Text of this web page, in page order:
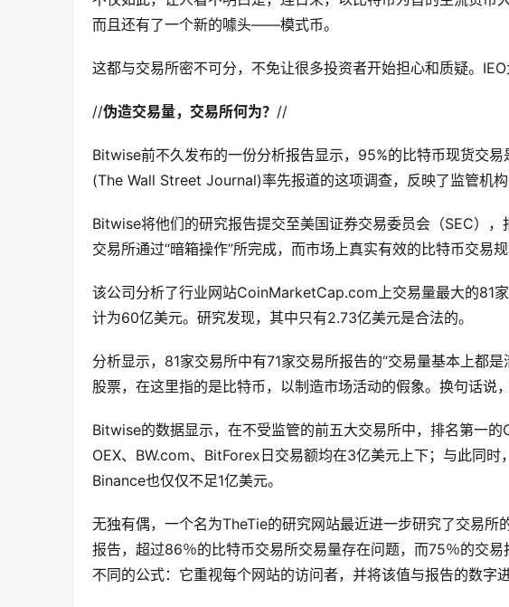
而且还有了一个新的噱头——模式币。
这都与交易所密不可分，不免让很多投资者开始担心和质疑。
//伪造交易量，交易所何为？ //
Bitwise前不久发布的一份分析报告显示，95%的比特币现货交易
(The Wall Street Journal)率先报道的这项调查，反映了监管机构
Bitwise将他们的研究报告提交至美国证券交易委员会（SEC）
交易所通过“暗箱操作”所完成，而市场上真实有效的比特币交易
该公司分析了行业网站CoinMarketCap.com上交易量最大的81
计为60亿美元。研究发现，其中只有2.73亿美元是合法的。
分析显示，81家交易所中有71家交易所报告的“交易量基本上都
股票，在这里指的是比特币，以制造市场活动的假象。换句话说
Bitwise的数据显示，在不受监管的前五大交易所中，排名第一
OEX、BW.com、BitForex日交易额均在3亿美元上下；与此同
Binance也仅仅不足1亿美元。
无独有偶，一个名为TheTie的研究网站最近进一步研究了交易所
报告，超过86％的比特币交易所交易量存在问题，而75％的交
不同的公式：它重视每个网站的访问者，并将该值与报告的数字